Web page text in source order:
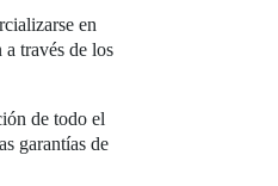
en
través de los
de todo el
garantías de